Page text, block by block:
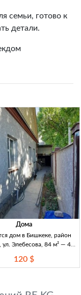
семьи, готово к
детали.
Дома
дом в Бишкеке, район
ул. Элебесова, 84 м² — 4
4к, кирпич жж., 4сот.
120 $